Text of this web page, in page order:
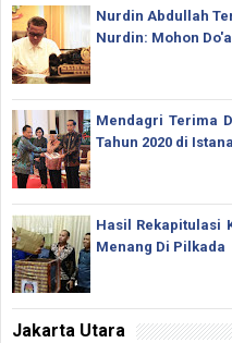
Nurdin Abdullah
Nurdin: Mohon
Mendagri Terima
Tahun 2020 di
Hasil Rekapitulasi
Menang Di Pilkada
Jakarta Utara